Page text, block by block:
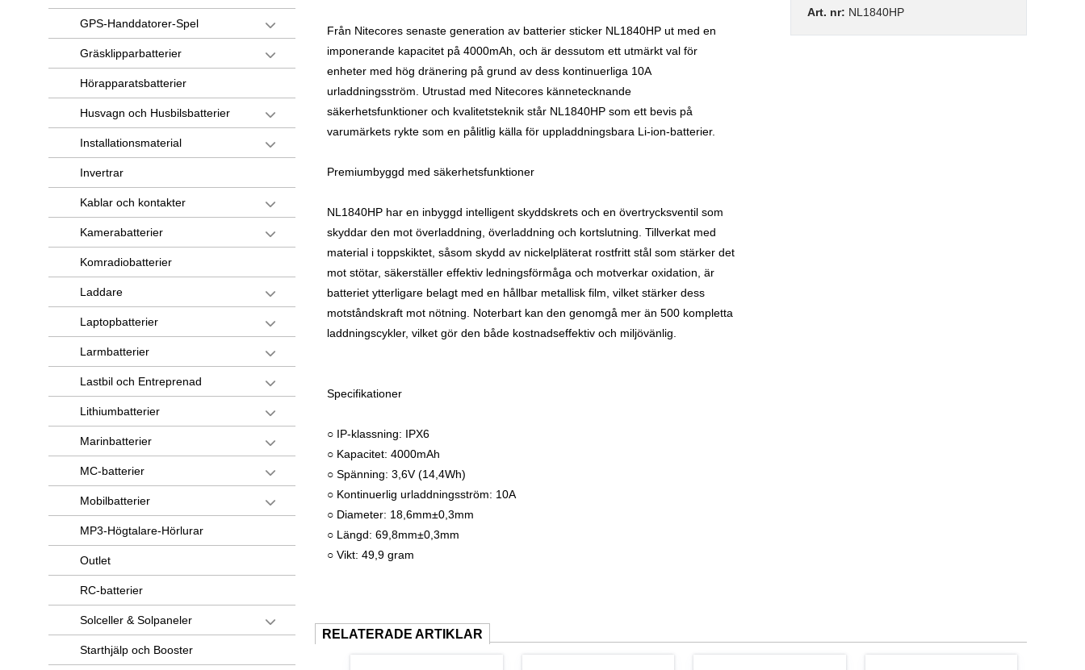
GPS-Handdatorer-Spel
Gräsklipparbatterier
Hörapparatsbatterier
Husvagn och Husbilsbatterier
Installationsmaterial
Invertrar
Kablar och kontakter
Kamerabatterier
Komradiobatterier
Laddare
Laptopbatterier
Larmbatterier
Lastbil och Entreprenad
Lithiumbatterier
Marinbatterier
MC-batterier
Mobilbatterier
MP3-Högtalare-Hörlurar
Outlet
RC-batterier
Solceller & Solpaneler
Starthjälp och Booster
Från Nitecores senaste generation av batterier sticker NL1840HP ut med en
imponerande kapacitet på 4000mAh, och är dessutom ett utmärkt val för
enheter med hög dränering på grund av dess kontinuerliga 10A
urladdningsström. Utrustad med Nitecores kännetecknande
säkerhetsfunktioner och kvalitetsteknik står NL1840HP som ett bevis på
varumärkets rykte som en pålitlig källa för uppladdningsbara Li-ion-batterier.
Premiumbyggd med säkerhetsfunktioner
NL1840HP har en inbyggd intelligent skyddskrets och en övertrycksventil som
skyddar den mot överladdning, överladdning och kortslutning. Tillverkat med
material i toppskiktet, såsom skydd av nickelpläterat rostfritt stål som stärker det
mot stötar, säkerställer effektiv ledningsförmåga och motverkar oxidation, är
batteriet ytterligare belagt med en hållbar metallisk film, vilket stärker dess
motståndskraft mot nötning. Noterbart kan den genomgå mer än 500 kompletta
laddningscykler, vilket gör den både kostnadseffektiv och miljövänlig.
Specifikationer
○ IP-klassning: IPX6
○ Kapacitet: 4000mAh
○ Spänning: 3,6V (14,4Wh)
○ Kontinuerlig urladdningsström: 10A
○ Diameter: 18,6mm±0,3mm
○ Längd: 69,8mm±0,3mm
○ Vikt: 49,9 gram
Art. nr: NL1840HP
RELATERADE ARTIKLAR